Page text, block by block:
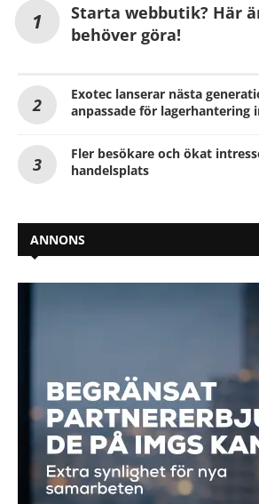
Starta webbutik? Här
behöver göra!
Exotec lanserar nästa
anpassade för lagerhantering
Fler besökare och ökat
handelsplats
ANNONS